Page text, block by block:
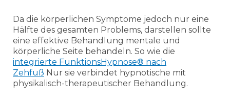
Da die körperlichen Symptome jedoch nur eine
Hälfte des gesamten Problems, darstellen sollte
eine effektive Behandlung mentale und
körperliche Seite behandeln. So wie die
integrierte FunktionsHypnose® nach
Zehfuß Nur sie verbindet hypnotische mit
physikalisch-therapeutischer Behandlung.